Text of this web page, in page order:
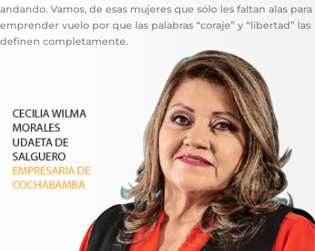
andando. Vamos, de esas mujeres que sólo les faltan alas para
emprender vuelo por que las palabras “coraje” y “libertad” las
definen completamente.